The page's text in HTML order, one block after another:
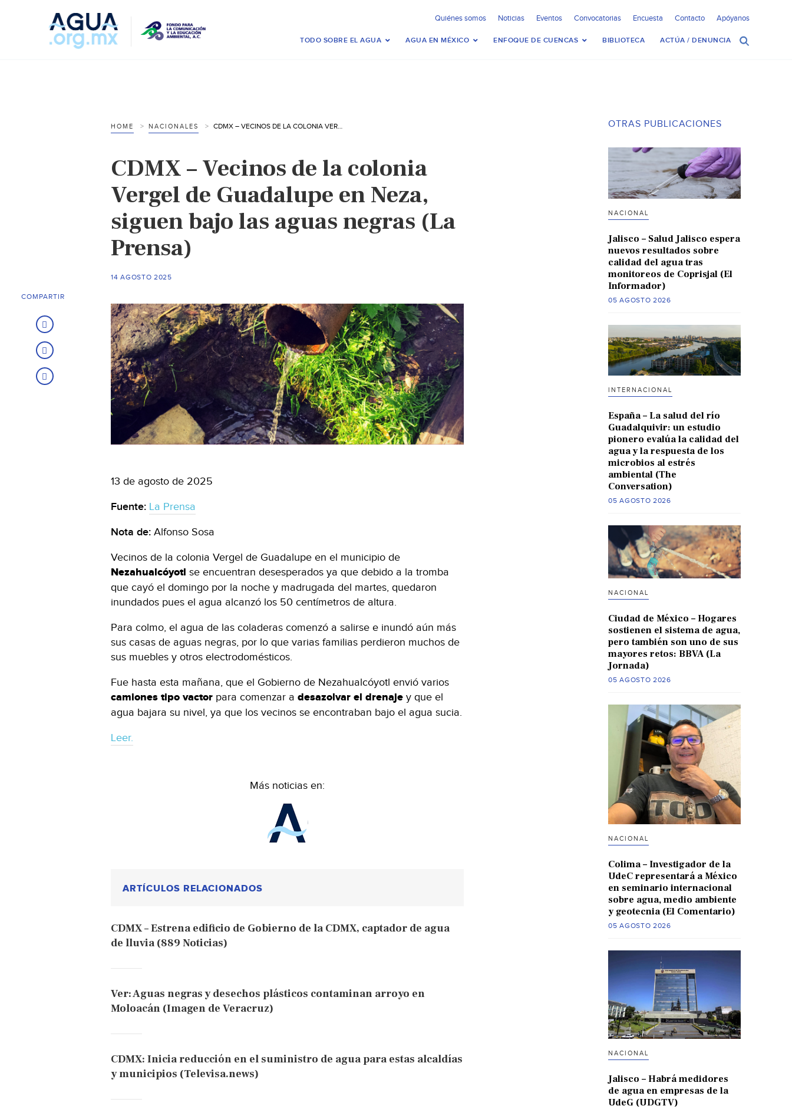
Quiénes somos Noticias Eventos Convocatorias Encuesta Contacto Apóyanos
TODO SOBRE EL AGUA AGUA EN MÉXICO ENFOQUE DE CUENCAS BIBLIOTECA ACTÚA / DENUNCIA
HOME NACIONALES CDMX – VECINOS DE LA COLONIA VERGEL DE GUADALUPE EN NEZA, SIGUEN BAJO LAS AGUAS NEGRAS (LA PRENSA)
CDMX – Vecinos de la colonia
Vergel de Guadalupe en Neza,
siguen bajo las aguas negras (La
Prensa)
14 AGOSTO 2025
13 de agosto de 2025
Fuente: La Prensa
Nota de: Alfonso Sosa
Vecinos de la colonia Vergel de Guadalupe en el municipio de
Nezahualcóyotl se encuentran desesperados ya que debido a la tromba
que cayó el domingo por la noche y madrugada del martes, quedaron
inundados pues el agua alcanzó los 50 centímetros de altura.
Para colmo, el agua de las coladeras comenzó a salirse e inundó aún más
sus casas de aguas negras, por lo que varias familias perdieron muchos de
sus muebles y otros electrodomésticos.
Fue hasta esta mañana, que el Gobierno de Nezahualcóyotl envió varios
camiones tipo vactor para comenzar a desazolvar el drenaje y que el
agua bajara su nivel, ya que los vecinos se encontraban bajo el agua sucia.
Leer.
Más noticias en:
ARTÍCULOS RELACIONADOS
CDMX – Estrena edificio de Gobierno de la CDMX, captador de agua
de lluvia (889 Noticias)
Ver: Aguas negras y desechos plásticos contaminan arroyo en
Moloacán (Imagen de Veracruz)
CDMX: Inicia reducción en el suministro de agua para estas alcaldías
y municipios (Televisa.news)
COMPARTIR
OTRAS PUBLICACIONES
NACIONAL
Jalisco – Salud Jalisco espera
nuevos resultados sobre
calidad del agua tras
monitoreos de Coprisjal (El
Informador)
05 AGOSTO 2026
INTERNACIONAL
España – La salud del río
Guadalquivir: un estudio
pionero evalúa la calidad del
agua y la respuesta de los
microbios al estrés
ambiental (The
Conversation)
05 AGOSTO 2026
NACIONAL
Ciudad de México – Hogares
sostienen el sistema de agua,
pero también son uno de sus
mayores retos: BBVA (La
Jornada)
05 AGOSTO 2026
NACIONAL
Colima – Investigador de la
UdeC representará a México
en seminario internacional
sobre agua, medio ambiente
y geotecnia (El Comentario)
05 AGOSTO 2026
NACIONAL
Jalisco – Habrá medidores
de agua en empresas de la
UdeG (UDGTV)